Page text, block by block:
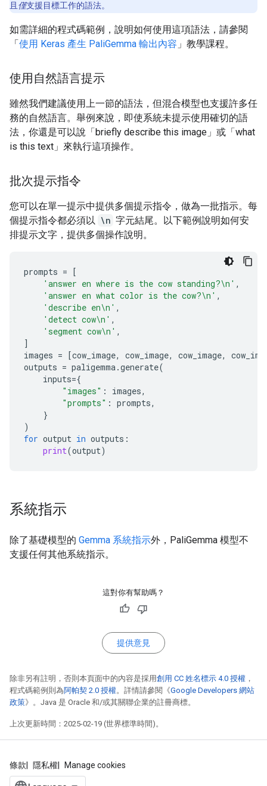
且 僅支援目標工作的語法。
如需詳細的程式碼範例，說明如何使用這項語法，請參閱
「使用 Keras 產生 PaliGemma 輸出內容 」教學課程。
使用自然語言提示
雖然我們建議使用上一節的語法，但混合模型也支援許多任
務的自然語言。舉例來說，即使系統未提示使用確切的語
法，你還是可以說「briefly describe this image」或「what
is this text」來執行這項操作。
批次提示指令
您可以在單一提示中提供多個提示指令，做為一批指示。每
個提示指令都必須以 \n 字元結尾。以下範例說明如何安
排提示文字，提供多個操作說明。
prompts = [
'answer en where is the cow standing?\n ' ,
'answer en what color is the cow?\n ' ,
'describe en\n ' ,
'detect cow\n ' ,
'segment cow\n ' ,
]
images = [cow_image, cow_image, cow_image,
outputs = paligemma.generate(
inputs={
"images" : images,
"prompts" : prompts,
}
)
for output in outputs :
print(output)
系統指示
除了基礎模型的 Gemma 系統指示外，PaliGemma 模型不
支援任何其他系統指示。
這對你有幫助嗎？
提供意見
除非另有註明，否則本頁面中的內容是採用創用 CC 姓名標示 4.0 授權 ，
程式碼範例則為阿帕契 2.0 授權。詳情請參閱《Google Developers 網站
政策》。Java 是 Oracle 和/或其關聯企業的註冊商標。
上次更新時間：2025-02-19 (世界標準時間)。
條款 隱私權 Manage cookies